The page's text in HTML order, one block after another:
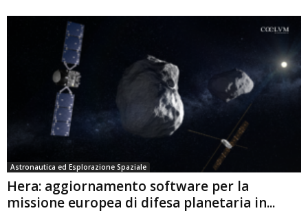
Astronautica ed Esplorazione Spaziale
Hera: aggiornamento software per la
missione europea di difesa planetaria in...